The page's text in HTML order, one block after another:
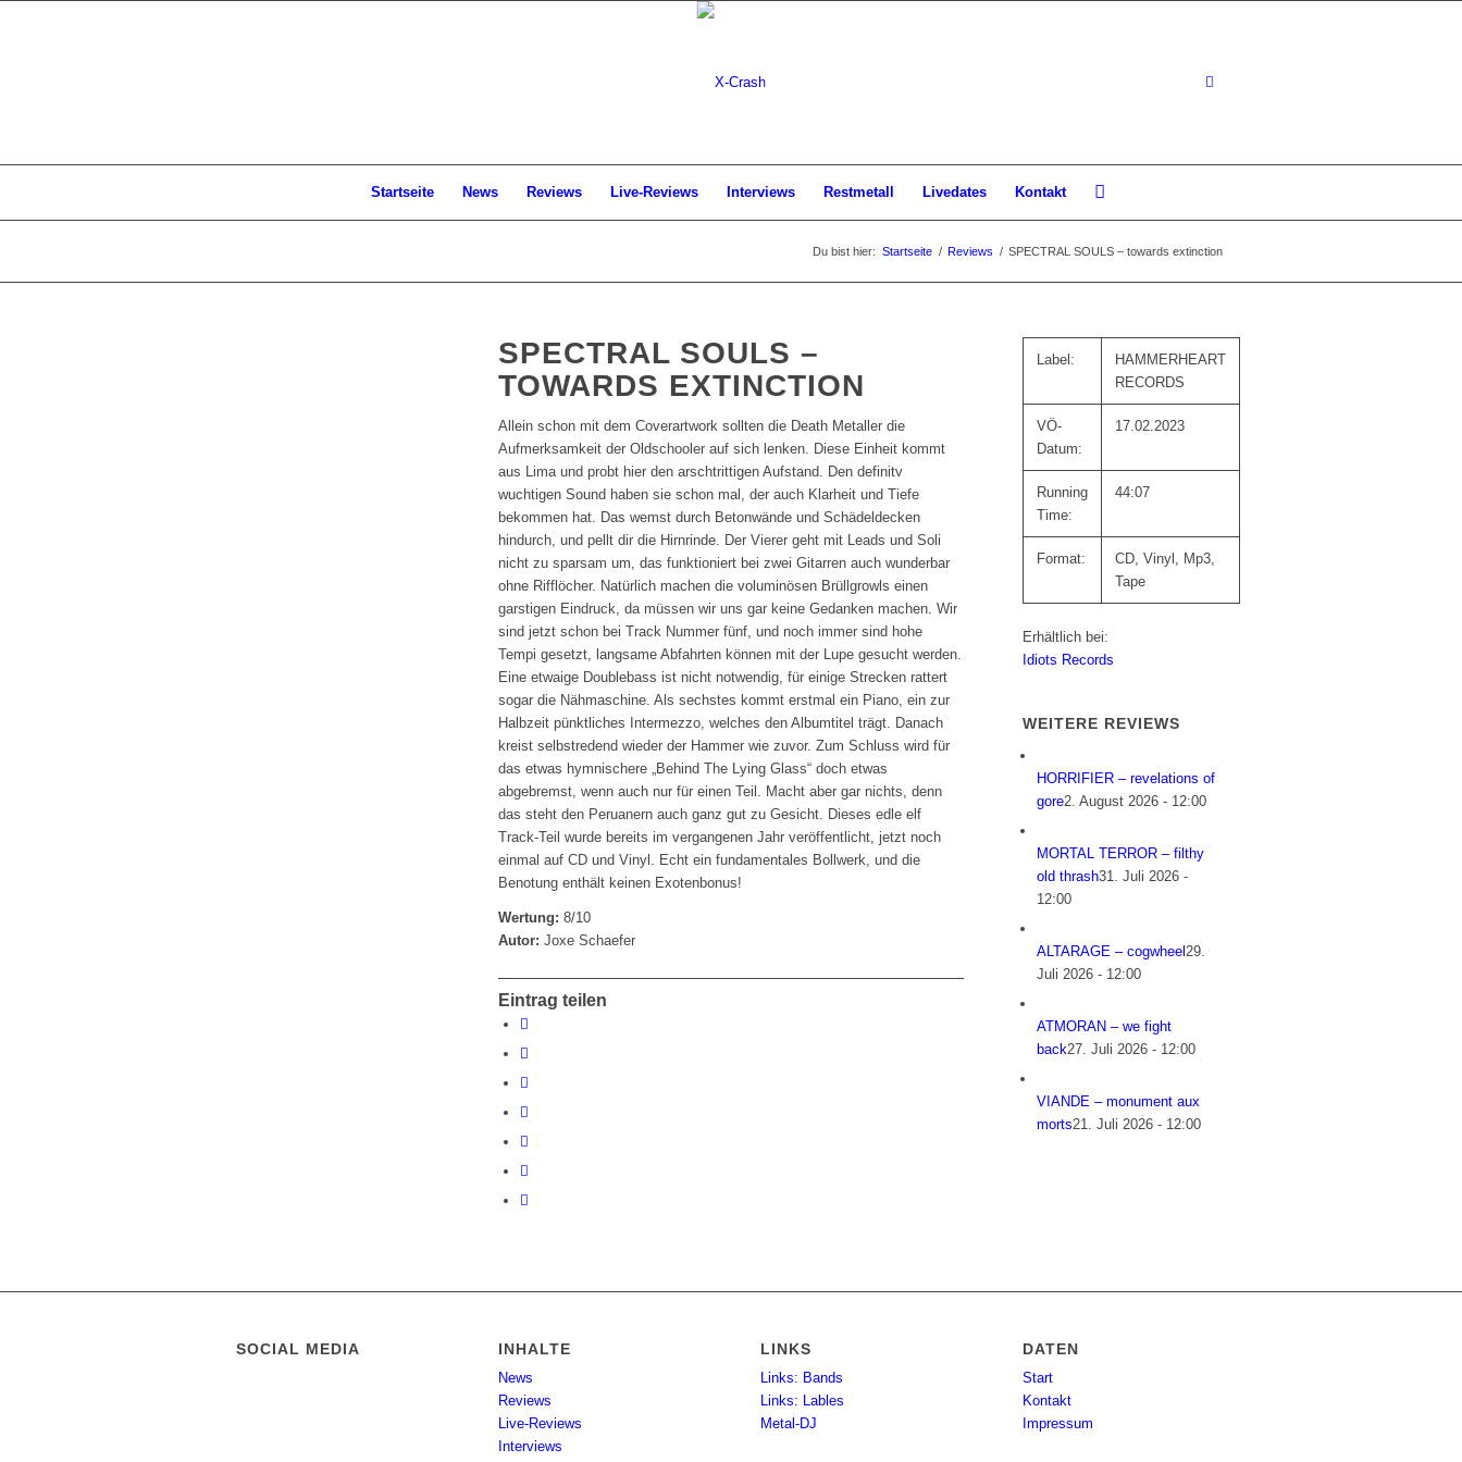
Startseite News Reviews Live-Reviews Interviews Restmetall Livedates Kontakt
Du bist hier: Startseite / Reviews / SPECTRAL SOULS – towards extinction
SPECTRAL SOULS –
TOWARDS EXTINCTION
Allein schon mit dem Coverartwork sollten die Death Metaller die
Aufmerksamkeit der Oldschooler auf sich lenken. Diese Einheit kommt
aus Lima und probt hier den arschtrittigen Aufstand. Den definitv
wuchtigen Sound haben sie schon mal, der auch Klarheit und Tiefe
bekommen hat. Das wemst durch Betonwände und Schädeldecken
hindurch, und pellt dir die Hirnrinde. Der Vierer geht mit Leads und Soli
nicht zu sparsam um, das funktioniert bei zwei Gitarren auch wunderbar
ohne Rifflöcher. Natürlich machen die voluminösen Brüllgrowls einen
garstigen Eindruck, da müssen wir uns gar keine Gedanken machen. Wir
sind jetzt schon bei Track Nummer fünf, und noch immer sind hohe
Tempi gesetzt, langsame Abfahrten können mit der Lupe gesucht werden.
Eine etwaige Doublebass ist nicht notwendig, für einige Strecken rattert
sogar die Nähmaschine. Als sechstes kommt erstmal ein Piano, ein zur
Halbzeit pünktliches Intermezzo, welches den Albumtitel trägt. Danach
kreist selbstredend wieder der Hammer wie zuvor. Zum Schluss wird für
das etwas hymnischere „Behind The Lying Glass“ doch etwas
abgebremst, wenn auch nur für einen Teil. Macht aber gar nichts, denn
das steht den Peruanern auch ganz gut zu Gesicht. Dieses edle elf
Track-Teil wurde bereits im vergangenen Jahr veröffentlicht, jetzt noch
einmal auf CD und Vinyl. Echt ein fundamentales Bollwerk, und die
Benotung enthält keinen Exotenbonus!
Wertung: 8/10
Autor: Joxe Schaefer
Eintrag teilen
Label:
HAMMERHEART
RECORDS
VÖ-
Datum:
17.02.2023
Running
Time:
44:07
Format:
CD, Vinyl, Mp3,
Tape
Erhältlich bei:
Idiots Records
WEITERE REVIEWS
HORRIFIER – revelations of
gore2. August 2026 - 12:00
MORTAL TERROR – filthy
old thrash31. Juli 2026 -
12:00
ALTARAGE – cogwheel29.
Juli 2026 - 12:00
ATMORAN – we fight
back27. Juli 2026 - 12:00
VIANDE – monument aux
morts21. Juli 2026 - 12:00
SOCIAL MEDIA INHALTE
News
Reviews
Live-Reviews
Interviews
LINKS
Links: Bands
Links: Lables
Metal-DJ
DATEN
Start
Kontakt
Impressum